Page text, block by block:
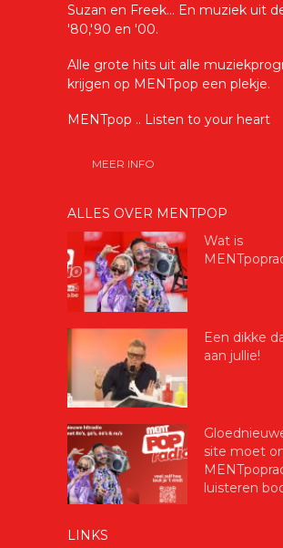
Suzan en Freek... En muziek uit
'80,'90 en '00.
Alle grote hits uit alle
krijgen op MENTpop een plekje.
MENTpop .. Listen to your heart
MEER INFO
ALLES OVER MENTPOP
Wat is
Een dikke
aan jullie!
site moet
luisteren
LINKS